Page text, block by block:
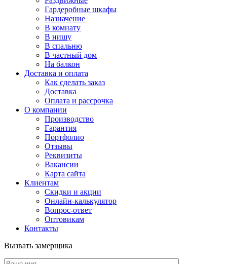
Гардеробные шкафы
Назначение
В комнату
В нишу
В спальню
В частный дом
На балкон
Доставка и оплата
Как сделать заказ
Доставка
Оплата и рассрочка
О компании
Производство
Гарантия
Портфолио
Отзывы
Реквизиты
Вакансии
Карта сайта
Клиентам
Скидки и акции
Онлайн-калькулятор
Вопрос-ответ
Оптовикам
Контакты
Вызвать замерщика